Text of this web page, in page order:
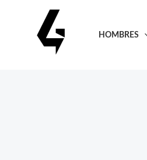
contenido
HOMBRES